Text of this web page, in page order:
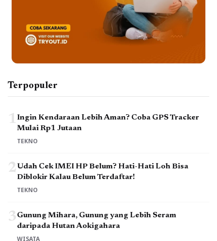
Terpopuler
1Ingin Kendaraan Lebih Aman? Coba GPS Tracker
Mulai Rp1 Jutaan
TEKNO
2Udah Cek IMEI HP Belum? Hati-Hati Loh Bisa
Diblokir Kalau Belum Terdaftar!
TEKNO
3Gunung Mihara, Gunung yang Lebih Seram
daripada Hutan Aokigahara
WISATA